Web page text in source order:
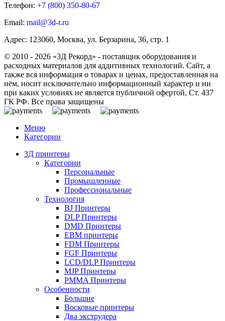
Телефон: +7 (800) 350-80-67
Email: mail@3d-r.ru
Адрес: 123060, Москва, ул. Берзарина, 36, стр. 1
© 2010 - 2026 «3Д Рекорд» - поставщик оборудования и
расходных материалов для аддитивных технологий. Сайт, а
также вся информация о товарах и ценах, предоставленная на
нём, носит исключительно информационный характер и ни
при каких условиях не является публичной офертой, Ст. 437
ГК РФ. Все права защищены
Меню
Категории
3Д принтеры
Категории
Персональные
Промышленные
Профессиональные
Технология
BJ Принтеры
DLP Принтеры
DMD Принтеры
EBM принтеры
FDM Принтеры
FGF Принтеры
LCD/DLP Принтеры
MJP Принтеры
PMMA Принтеры
Особенности
Большие
Восковые принтеры
Два экструдера